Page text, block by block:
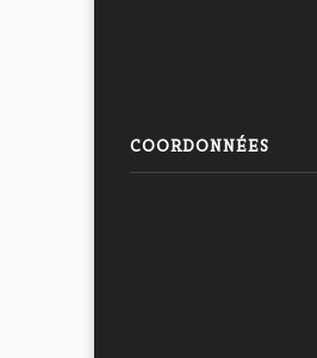
COORDONNÉES